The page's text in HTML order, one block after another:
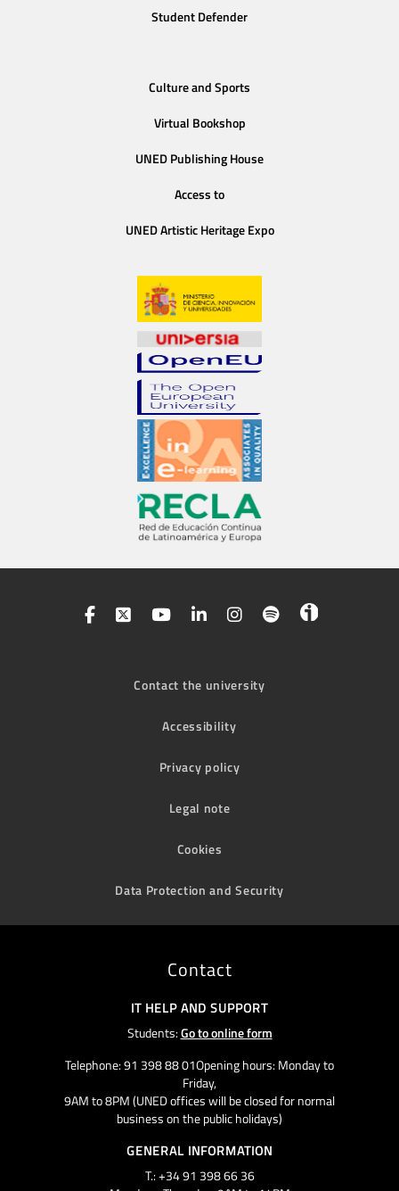
Student Defender
Culture and Sports
Virtual Bookshop
UNED Publishing House
Access to
UNED Artistic Heritage Expo
Contact the university
Accessibility
Privacy policy
Legal note
Cookies
Data Protection and Security
Contact
IT HELP AND SUPPORT
Students:Go to online form
Telephone: 91 398 88 01Opening hours: Monday to
Friday,
9AM to 8PM (UNED offices will be closed for normal
business on the public holidays)
GENERAL INFORMATION
T.: +34 91 398 66 36